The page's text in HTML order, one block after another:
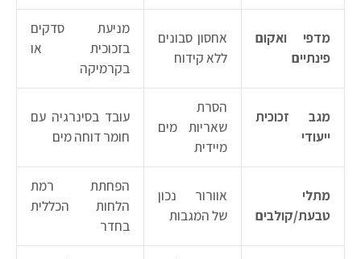
מדפי ואקום
פינתיים
אחסון סבונים
ללא קידוח
מניעת סדקים
בזכוכית או
בקרמיקה
מגב זכוכית
ייעודי
הסרת
שאריות מים
מיידית
עובד בסינרגיה עם
חומר דוחה מים
מתלי
טבעת/קולבים
אוורור נכון
של המגבות
הפחתת רמת
הלחות הכללית
בחדר